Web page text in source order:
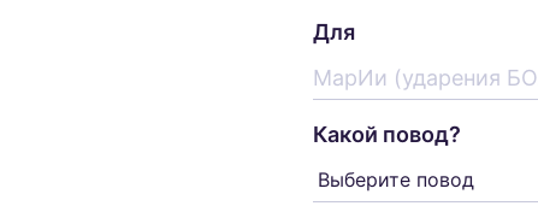
Для
Какой повод?